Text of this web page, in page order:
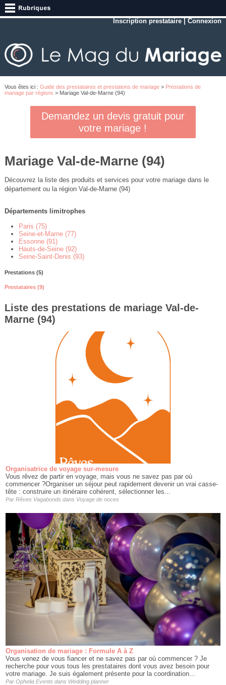
Inscription prestataire |Connexion
Vous êtes ici : Guide des prestataires et prestations de mariage> Prestations de
mariage par régions > Mariage Val-de-Marne (94)
Demandez un devis gratuit pour
votre mariage !
Mariage Val-de-Marne (94)
Découvrez la liste des produits et services pour votre mariage dans le
département ou la région Val-de-Marne (94)
Départements limitrophes
Paris (75)
Seine-et-Marne (77)
Essonne (91)
Hauts-de-Seine (92)
Seine-Saint-Denis (93)
Prestations (5)
Prestataires (9)
Liste des prestations de mariage Val-de-
Marne (94)
Organisatrice de voyage sur-mesure
Vous rêvez de partir en voyage, mais vous ne savez pas par où
commencer ?Organiser un séjour peut rapidement devenir un vrai casse-
tête : construire un itinéraire cohérent, sélectionner les...
Par Rêves Vagabonds dans Voyage de noces
Organisation de mariage : Formule A à Z
Vous venez de vous fiancer et ne savez pas par où commencer ? Je
recherche pour vous tous les prestataires dont vous avez besoin pour
votre mariage. Je suis également présente pour la coordination...
Par Ophelia Events dans Wedding planner